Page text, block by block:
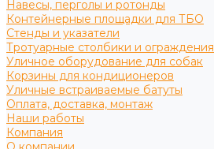
Навесы, перголы и ротонды
Контейнерные площадки для ТБО
Стенды и указатели
Тротуарные столбики и ограждения
Уличное оборудование для собак
Корзины для кондиционеров
Уличные встраиваемые батуты
Оплата, доставка, монтаж
Наши работы
Компания